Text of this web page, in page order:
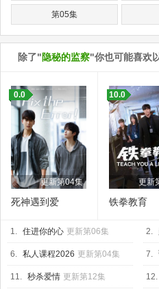
第05集
除了"隐秘的监察"你也可能喜欢
更新第04集
0.0
死神遇到爱
更新
10.0
铁拳教育
1. 住进你的心 更新第06集 2.
6. 私人课程2026 更新第04集 7.
11. 秒杀爱情 更新第12集 12.